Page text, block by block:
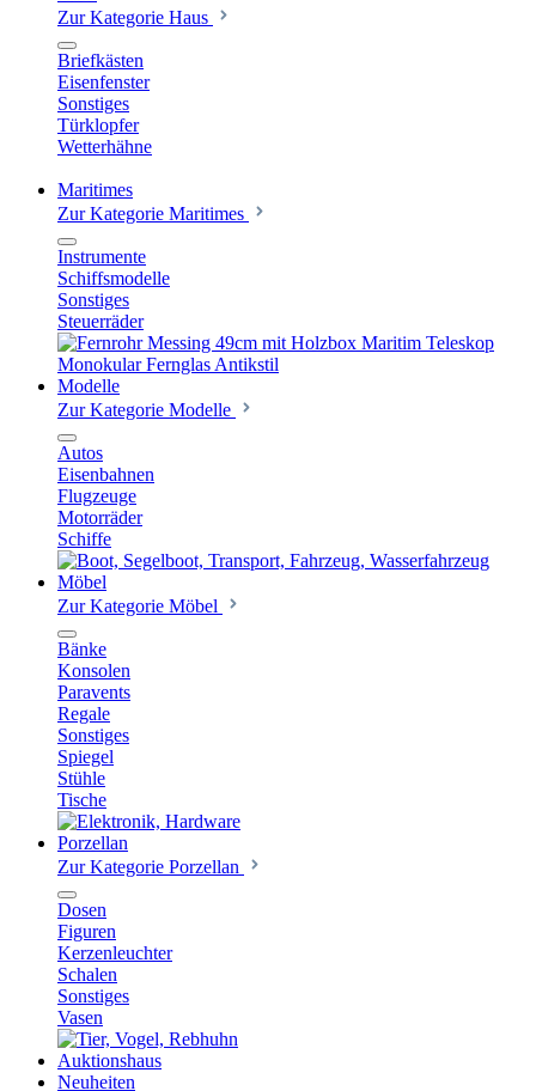
Zur Kategorie Haus
Briefkästen
Eisenfenster
Sonstiges
Türklopfer
Wetterhähne
Maritimes
Zur Kategorie Maritimes
Instrumente
Schiffsmodelle
Sonstiges
Steuerräder
Modelle
Zur Kategorie Modelle
Autos
Eisenbahnen
Flugzeuge
Motorräder
Schiffe
Möbel
Zur Kategorie Möbel
Bänke
Konsolen
Paravents
Regale
Sonstiges
Spiegel
Stühle
Tische
Porzellan
Zur Kategorie Porzellan
Dosen
Figuren
Kerzenleuchter
Schalen
Sonstiges
Vasen
Auktionshaus
Neuheiten